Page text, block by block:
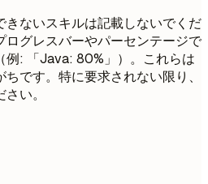
きないスキルは記載しないでくだ
ログレスバーやパーセンテージで
例: 「Java: 80%」）。これらは
です。特に要求されない限り、
い。